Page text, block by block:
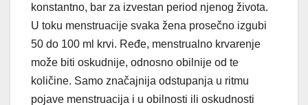
konstantno, bar za izvestan period njenog života.
U toku menstruacije svaka žena prosečno izgubi
50 do 100 ml krvi. Ređe, menstrualno krvarenje
može biti oskudnije, odnosno obilnije od te
količine. Samo značajnija odstupanja u ritmu
pojave menstruacija i u obilnosti ili oskudnosti